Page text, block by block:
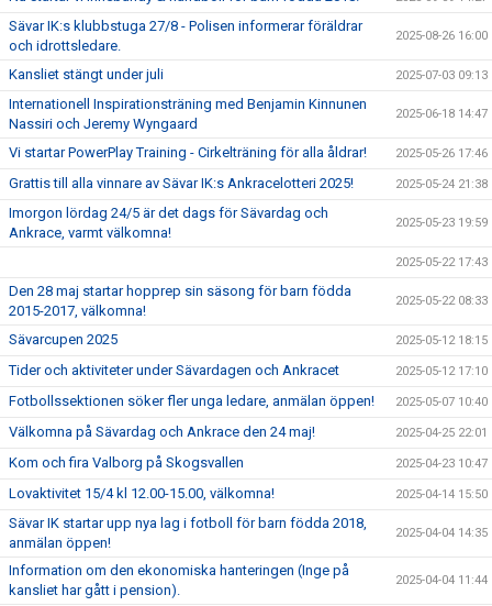
Sävar IK:s klubbstuga 27/8 - Polisen informerar föräldrar
och idrottsledare.
2025-08-26 16:00
Kansliet stängt under juli 2025-07-03 09:13
Internationell Inspirationsträning med Benjamin Kinnunen
Nassiri och Jeremy Wyngaard
2025-06-18 14:47
Vi startar PowerPlay Training - Cirkelträning för alla åldrar! 2025-05-26 17:46
Grattis till alla vinnare av Sävar IK:s Ankracelotteri 2025! 2025-05-24 21:38
Imorgon lördag 24/5 är det dags för Sävardag och
Ankrace, varmt välkomna!
2025-05-23 19:59
2025-05-22 17:43
Den 28 maj startar hopprep sin säsong för barn födda
2015-2017, välkomna!
2025-05-22 08:33
Sävarcupen 2025 2025-05-12 18:15
Tider och aktiviteter under Sävardagen och Ankracet 2025-05-12 17:10
Fotbollssektionen söker fler unga ledare, anmälan öppen! 2025-05-07 10:40
Välkomna på Sävardag och Ankrace den 24 maj! 2025-04-25 22:01
Kom och fira Valborg på Skogsvallen 2025-04-23 10:47
Lovaktivitet 15/4 kl 12.00-15.00, välkomna! 2025-04-14 15:50
Sävar IK startar upp nya lag i fotboll för barn födda 2018,
anmälan öppen!
2025-04-04 14:35
Information om den ekonomiska hanteringen (Inge på
kansliet har gått i pension).
2025-04-04 11:44